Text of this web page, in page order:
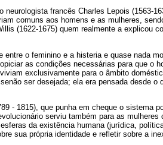
neurologista francês Charles Lepois (1563-
comuns aos homens e as mulheres,
(1622-1675) quem realmente a explicou
o feminino e a histeria e quase nada
as condições necessárias para que o
exclusivamente para o âmbito
ser desejada; ela era pensada desde o
- 1815), que punha em cheque o sistema
serviu também para as mulheres
da existência humana (jurídica,
sua própria identidade e refletir sobre a